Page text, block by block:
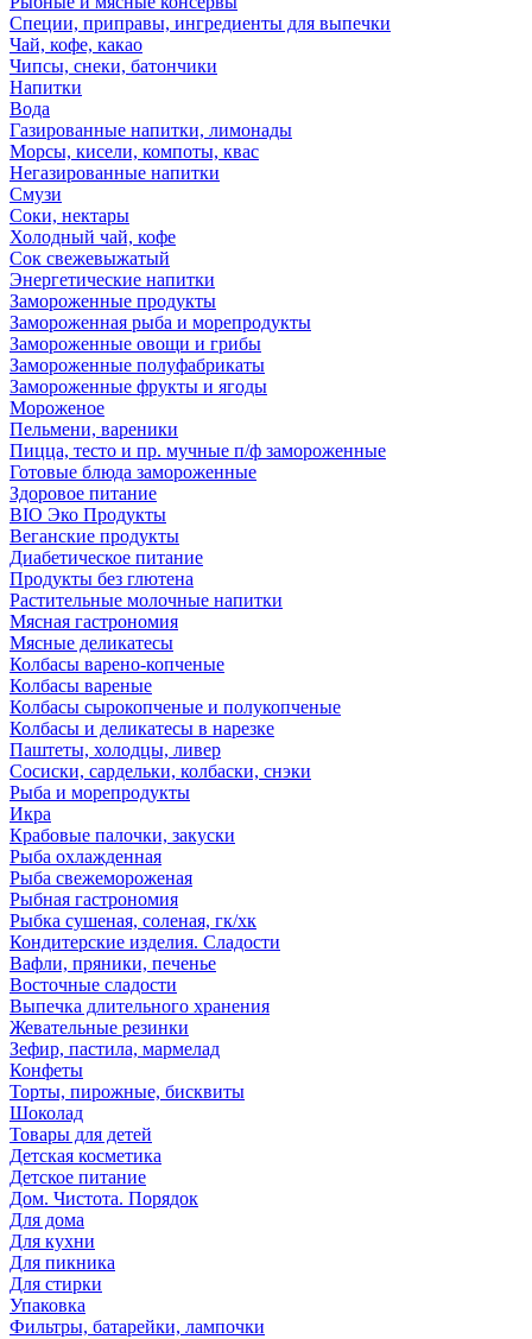
Специи, приправы, ингредиенты для выпечки
Чай, кофе, какао
Чипсы, снеки, батончики
Напитки
Вода
Газированные напитки, лимонады
Морсы, кисели, компоты, квас
Негазированные напитки
Смузи
Соки, нектары
Холодный чай, кофе
Сок свежевыжатый
Энергетические напитки
Замороженные продукты
Замороженная рыба и морепродукты
Замороженные овощи и грибы
Замороженные полуфабрикаты
Замороженные фрукты и ягоды
Мороженое
Пельмени, вареники
Пицца, тесто и пр. мучные п/ф замороженные
Готовые блюда замороженные
Здоровое питание
BIO Эко Продукты
Веганские продукты
Диабетическое питание
Продукты без глютена
Растительные молочные напитки
Мясная гастрономия
Мясные деликатесы
Колбасы варено-копченые
Колбасы вареные
Колбасы сырокопченые и полукопченые
Колбасы и деликатесы в нарезке
Паштеты, холодцы, ливер
Сосиски, сардельки, колбаски, снэки
Рыба и морепродукты
Икра
Крабовые палочки, закуски
Рыба охлажденная
Рыба свежемороженая
Рыбная гастрономия
Рыбка сушеная, соленая, гк/хк
Кондитерские изделия. Сладости
Вафли, пряники, печенье
Восточные сладости
Выпечка длительного хранения
Жевательные резинки
Зефир, пастила, мармелад
Конфеты
Торты, пирожные, бисквиты
Шоколад
Товары для детей
Детская косметика
Детское питание
Дом. Чистота. Порядок
Для дома
Для кухни
Для пикника
Для стирки
Упаковка
Фильтры, батарейки, лампочки